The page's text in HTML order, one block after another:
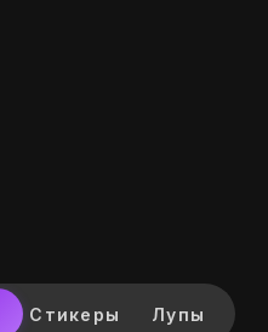
Стикеры Лупы